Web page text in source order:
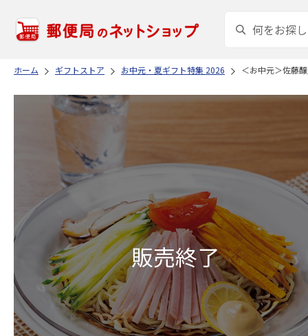
ホーム ギフトストア お中元・夏ギフト特集 2026 ＜お中元＞佐藤